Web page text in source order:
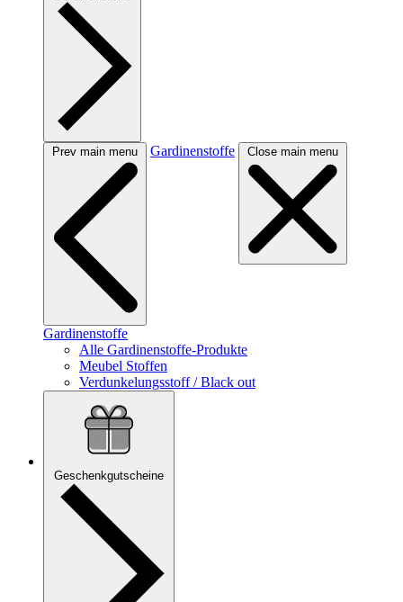
Prev main menu Gardinenstoffe Close main menu
Gardinenstoffe
Alle Gardinenstoffe-Produkte
Meubel Stoffen
Verdunkelungsstoff / Black out
Geschenkgutscheine